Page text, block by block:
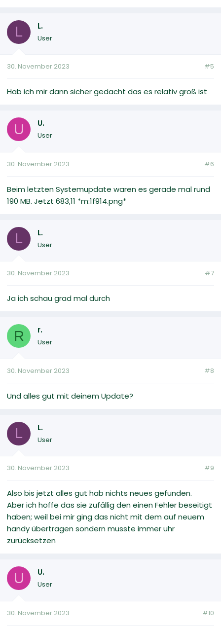
L L.
User
30. November 2023 #5
Hab ich mir dann sicher gedacht das es relativ groß ist
U U.
User
30. November 2023 #6
Beim letzten Systemupdate waren es gerade mal rund
190 MB. Jetzt 683,11 *m:1f914.png*
L L.
User
30. November 2023 #7
Ja ich schau grad mal durch
R r.
User
30. November 2023 #8
Und alles gut mit deinem Update?
L L.
User
30. November 2023 #9
Also bis jetzt alles gut hab nichts neues gefunden.
Aber ich hoffe das sie zufällig den einen Fehler beseitigt
haben; weil bei mir ging das nicht mit dem auf neuem
handy übertragen sondern musste immer uhr
zurücksetzen
U U.
User
30. November 2023 #10